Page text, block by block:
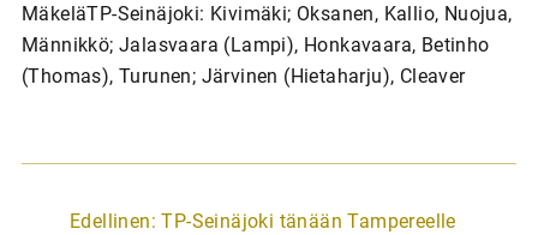
MäkeläTP-Seinäjoki: Kivimäki; Oksanen, Kallio, Nuojua,
Männikkö; Jalasvaara (Lampi), Honkavaara, Betinho
(Thomas), Turunen; Järvinen (Hietaharju), Cleaver
A
Edellinen: TP-Seinäjoki tänään Tampereelle